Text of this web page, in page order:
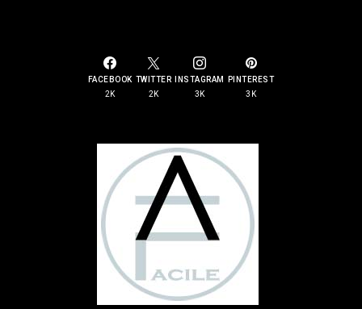
FACEBOOK
2K
TWITTER
2K
INSTAGRAM
3K
PINTEREST
3K